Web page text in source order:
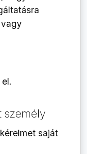
személy
saját